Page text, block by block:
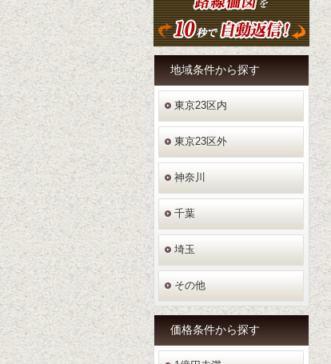
地域条件から探す
東京23区内
東京23区外
神奈川
千葉
埼玉
その他
価格条件から探す